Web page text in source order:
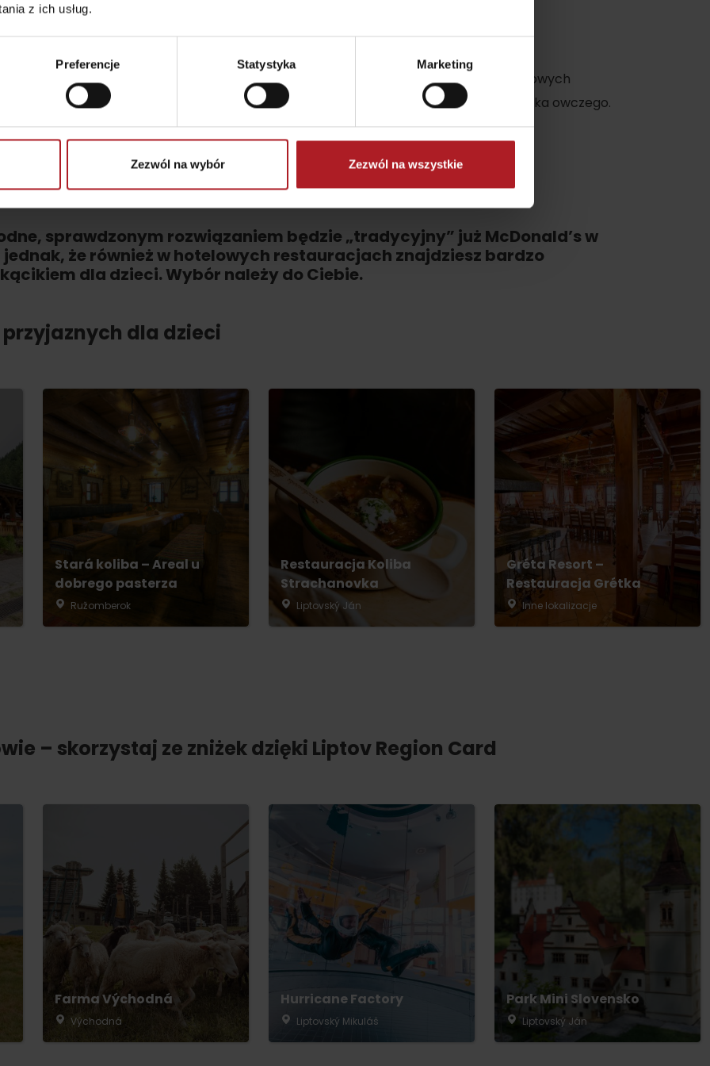
z ich usług.
Preferencje Statystyka Marketing
Zezwól na wybór Zezwól na wszystkie
5. Koliba Žiar, Žiarska dolina
Tradycyjna restauracja Salaš Žiar w sercu Tatr Zachodnich. Skosztujpotraw ludowych
wzorowanych na specjałach pasterskich i spróbuj tradycyjnych produktów z mleka owczego.
sprawdzonym rozwiązaniem będzie „tradycyjny” już McDonald’s w
że również w hotelowych restauracjach znajdziesz bardzo
dla dzieci. Wybór należy do Ciebie.
dla dzieci
Stará koliba – Areal u
dobrego pasterza
Ružomberok
Restauracja Koliba
Strachanovka
Liptovský Ján
Gréta Resort –
Restauracja Grétka
Inne lokalizacje
– skorzystaj ze zniżek dzięki Liptov Region Card
Farma Východná
Východná
Hurricane Factory
Liptovský Mikuláš
Park Mini Slovensko
Liptovský Ján